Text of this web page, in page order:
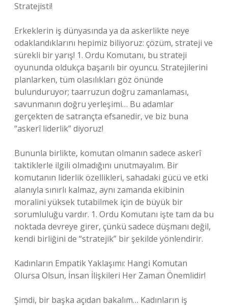
Stratejisti!
Erkeklerin iş dünyasında ya da askerlikte neye
odaklandıklarını hepimiz biliyoruz: çözüm, strateji ve
sürekli bir yarış! 1. Ordu Komutanı, bu strateji
oyununda oldukça başarılı bir oyuncu. Stratejilerini
planlarken, tüm olasılıkları göz önünde
bulunduruyor; taarruzun doğru zamanlaması,
savunmanın doğru yerleşimi… Bu adamlar
gerçekten de satrançta efsanedir, ve biz buna
“askerî liderlik” diyoruz!
Bununla birlikte, komutan olmanın sadece askerî
taktiklerle ilgili olmadığını unutmayalım. Bir
komutanın liderlik özellikleri, sahadaki gücü ve etki
alanıyla sınırlı kalmaz, aynı zamanda ekibinin
moralini yüksek tutabilmek için de büyük bir
sorumluluğu vardır. 1. Ordu Komutanı işte tam da bu
noktada devreye girer, çünkü sadece düşmanı değil,
kendi birliğini de “stratejik” bir şekilde yönlendirir.
Kadınların Empatik Yaklaşımı: Hangi Komutan
Olursa Olsun, İnsan İlişkileri Her Zaman Önemlidir!
Şimdi, bir başka açıdan bakalım… Kadınların iş